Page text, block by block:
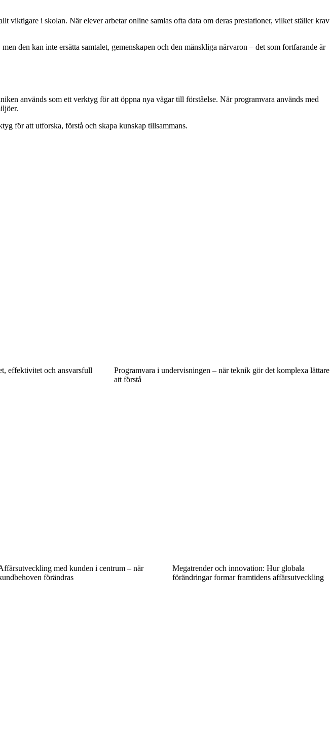
i skolan. När elever arbetar online samlas ofta data om deras prestationer, vilket ställer krav
den kan inte ersätta samtalet, gemenskapen och den mänskliga närvaron – det som fortfarande är
används som ett verktyg för att öppna nya vägar till förståelse. När programvara används med
för att utforska, förstå och skapa kunskap tillsammans.
effektivitet och ansvarsfull
Programvara i undervisningen – när teknik gör det komplexa lättare
att förstå
med kunden i centrum – när
förändras
Megatrender och innovation: Hur globala
förändringar formar framtidens affärsutveckling